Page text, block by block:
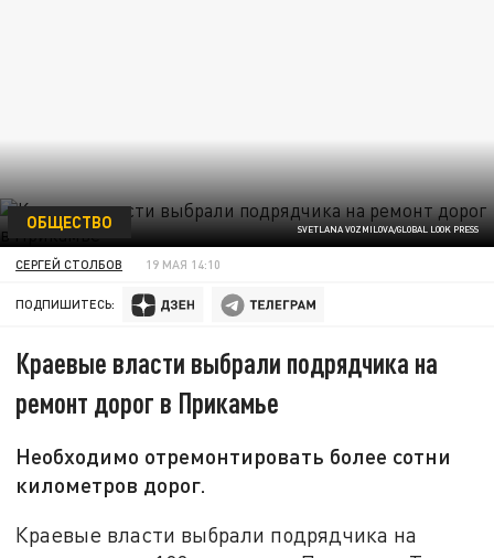
SVETLANA VOZMILOVA/GLOBAL LOOK PRESS
ОБЩЕСТВО
СЕРГЕЙ СТОЛБОВ 19 МАЯ 14:10
ПОДПИШИТЕСЬ:
Краевые власти выбрали подрядчика на
ремонт дорог в Прикамье
Необходимо отремонтировать более сотни
километров дорог.
Краевые власти выбрали подрядчика на